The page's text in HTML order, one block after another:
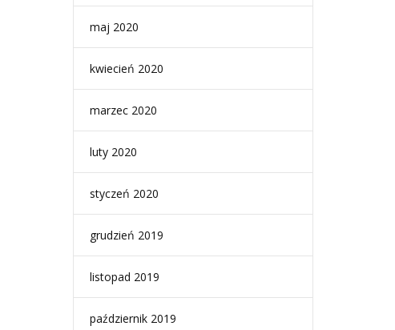
maj 2020
kwiecień 2020
marzec 2020
luty 2020
styczeń 2020
grudzień 2019
listopad 2019
październik 2019